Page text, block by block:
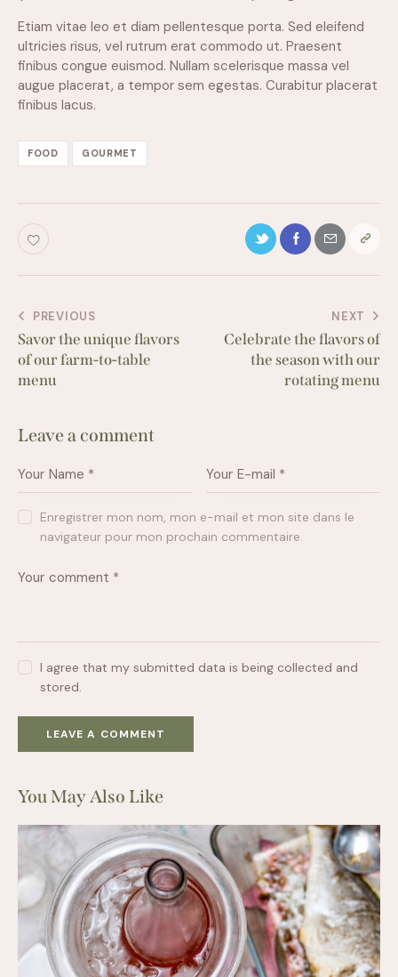
Etiam vitae leo et diam pellentesque porta. Sed eleifend
ultricies risus, vel rutrum erat commodo ut. Praesent
finibus congue euismod. Nullam scelerisque massa vel
augue placerat, a tempor sem egestas. Curabitur placerat
finibus lacus.
FOOD GOURMET
PREVIOUS
Savor the unique flavors
of our farm-to-table
menu
NEXT
Celebrate the flavors of
the season with our
rotating menu
Leave a comment
Enregistrer mon nom, mon e-mail et mon site dans le
navigateur pour mon prochain commentaire.
I agree that my submitted data is being collected and
stored.
You May Also Like